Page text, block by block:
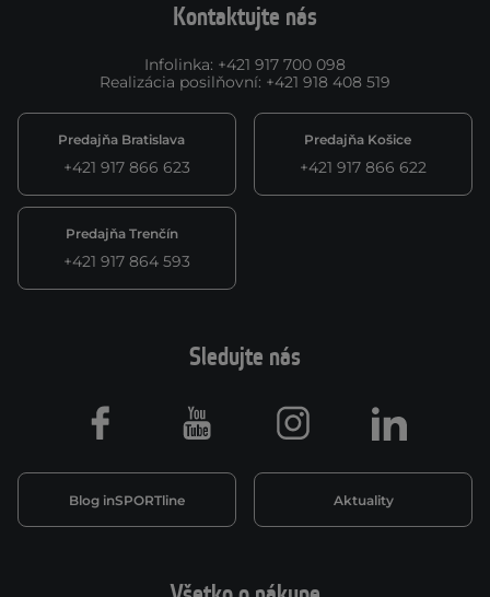
Kontaktujte nás
Infolinka: +421 917 700 098
Realizácia posilňovní: +421 918 408 519
Predajňa Bratislava
+421 917 866 623
Predajňa Košice
+421 917 866 622
Predajňa Trenčín
+421 917 864 593
Sledujte nás
Blog inSPORTline Aktuality
Facebook Youtube Instagram LinkedIn